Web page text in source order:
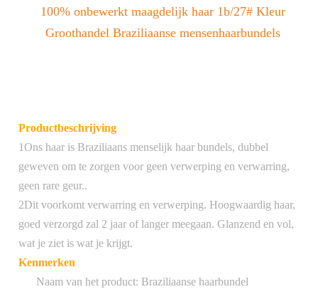
100% onbewerkt maagdelijk haar 1b/27# Kleur
Groothandel Braziliaanse mensenhaarbundels
Productbeschrijving
1Ons haar is Braziliaans menselijk haar bundels, dubbel
geweven om te zorgen voor geen verwerping en verwarring,
geen rare geur..
2Dit voorkomt verwarring en verwerping. Hoogwaardig haar,
goed verzorgd zal 2 jaar of langer meegaan. Glanzend en vol,
wat je ziet is wat je krijgt.
Kenmerken
Naam van het product: Braziliaanse haarbundel